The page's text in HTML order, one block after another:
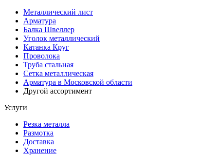
Металлический лист
Арматура
Балка Швеллер
Уголок металлический
Катанка Круг
Проволока
Труба стальная
Сетка металлическая
Арматура в Московской области
Другой ассортимент
Услуги
Резка металла
Размотка
Доставка
Хранение